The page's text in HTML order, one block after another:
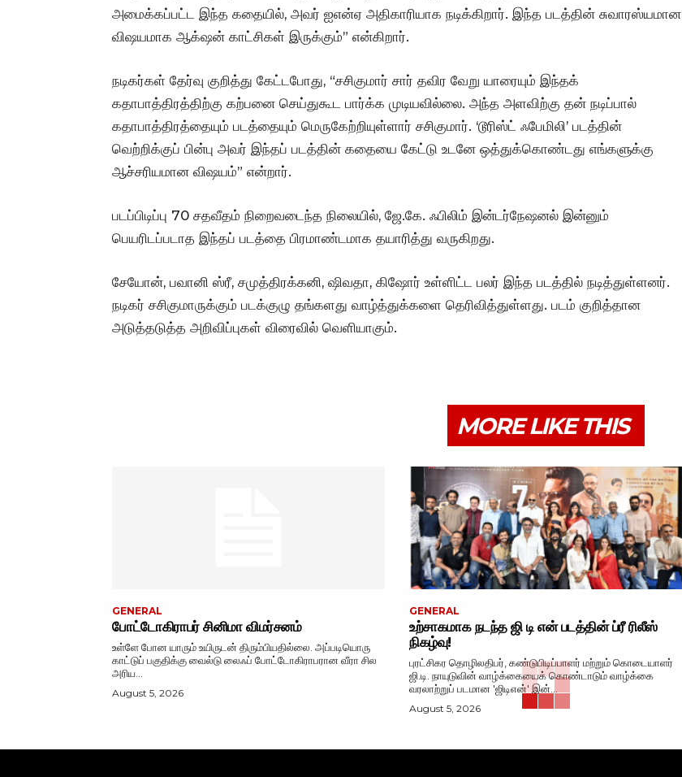
அமைக்கப்பட்ட இந்த கதையில், அவர் ஐஎன்ஏ அதிகாரியாக நடிக்கிறார். இந்த படத்தின் சுவாரஸ்யமான
விஷயமாக ஆக்‌ஷன் காட்சிகள் இருக்கும்” என்கிறார்.
நடிகர்கள் தேர்வு குறித்து கேட்டபோது, “சசிகுமார் சார் தவிர வேறு யாரையும் இந்தக்
கதாபாத்திரத்திற்கு கற்பனை செய்துகூட பார்க்க முடியவில்லை. அந்த அளவிற்கு தன் நடிப்பால்
கதாபாத்திரத்தையும் படத்தையும் மெருகேற்றியுள்ளார் சசிகுமார். ‘டூரிஸ்ட் ஃபேமிலி’ படத்தின்
வெற்றிக்குப் பின்பு அவர் இந்தப் படத்தின் கதையை கேட்டு உடனே ஒத்துக்கொண்டது எங்களுக்கு
ஆச்சரியமான விஷயம்” என்றார்.
படப்பிடிப்பு 70 சதவீதம் நிறைவடைந்த நிலையில், ஜே.கே. ஃபிலிம் இன்டர்நேஷனல் இன்னும்
பெயரிடப்படாத இந்தப் படத்தை பிரமாண்டமாக தயாரித்து வருகிறது.
சேயோன், பவானி ஸ்ரீ, சமுத்திரக்கனி, ஷிவதா, கிஷோர் உள்ளிட்ட பலர் இந்த படத்தில் நடித்துள்ளனர்.
நடிகர் சசிகுமாருக்கும் படக்குழு தங்களது வாழ்த்துக்களை தெரிவித்துள்ளது. படம் குறித்தான
அடுத்தடுத்த அறிவிப்புகள் விரைவில் வெளியாகும்.
MORE LIKE THIS
GENERAL
போட்டோகிராபர் சினிமா விமர்சனம்
உள்ளே போன யாரும் உயிருடன் திரும்பியதில்லை. அப்படியொரு
காட்டுப் பகுதிக்கு வைல்டு லைஃப் போட்டோகிராபரான வீரா சில
அரிய...
August 5, 2026
GENERAL
உற்சாகமாக நடந்த ஜி டி என் படத்தின் ப்ரீ ரிலீஸ்
நிகழ்வு!
புரட்சிகர தொழிலதிபர், கண்டுபிடிப்பாளர் மற்றும் கொடையாளர்
ஜி.டி. நாயுடுவின் வாழ்க்கையைக் கொண்டாடும் வாழ்க்கை
வரலாற்றுப் படமான 'ஜிடிஎன்' இன்...
August 5, 2026